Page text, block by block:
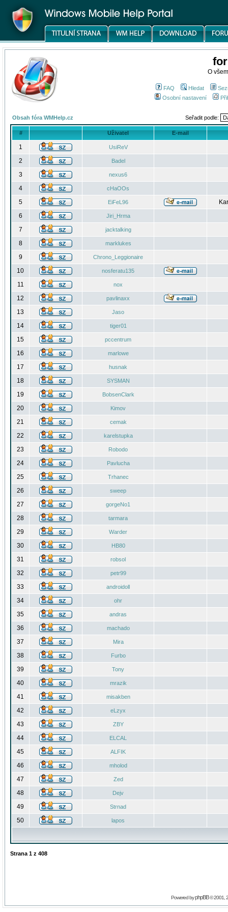
O
FAQ Hledat
Osobní nastavení
Obsah fóra WMHelp.cz Seřadit podle:
# Uživatel E-mail
1 UsiReV
2 Badel
3 nexus6
4 cHaOOs
5 EiFeL96
6
Jiri_Hrma
7 jacktalking
8 marklukes
9 Chrono_Leggionaire
10 nosferatu135
11 nox
12 pavlinaxx
13 Jaso
14 tiger01
15 pccentrum
16 marlowe
17 husnak
18 SYSMAN
19 BobsenClark
20 Kimov
21 cemak
22 karelstupka
23 Robodo
24 Pavlucha
25 Trhanec
26 sweep
27 gorgeNo1
28 tarmara
29 Warder
30 HB80
31 robsol
32 petr99
33 androidoll
34 ohr
35 andras
36 machado
37 Mira
38 Furbo
39 Tony
40 mrazik
41 misakben
42 eLzyx
43 ZBY
44 ELCAL
45 ALFIK
46 mholod
47 Zed
48 Dejv
49 Strnad
50 lapos
Strana 1 z 408
Powered byphpBB© 2001,